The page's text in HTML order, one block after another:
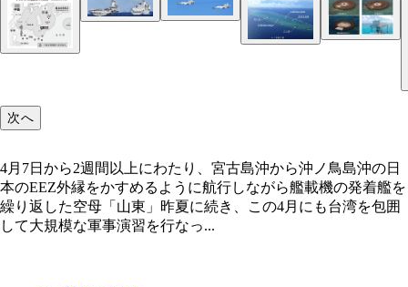
鳥島は空自や海自にとってカバーが難しい洋上の
で、多くの艦載機を搭載した空母の圧力が本格化
合、対応は困難を極める
東京から1700㎞、小笠原諸島・父島から900㎞、硫
コンクリートで保全された東小島と北小島、観測
次へ
4月7日から2週間以上にわたり、宮古島沖から沖ノ鳥島沖の日
本のEEZ外縁をかすめるように航行しながら艦載機の発着艦を
繰り返した空母「山東」昨夏に続き、この4月にも台湾を包囲
して大規模な軍事演習を行なっ...